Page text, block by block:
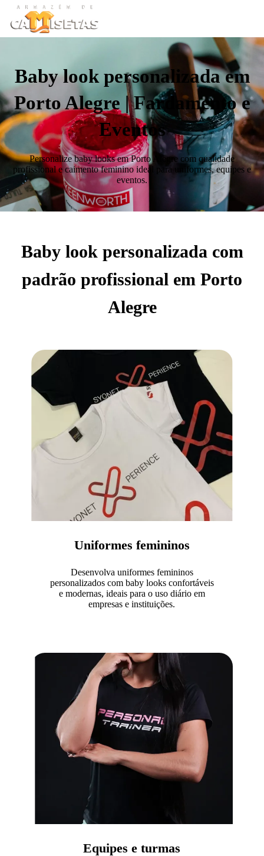
Baby look personalizada em
Porto Alegre | Fardamento e
Eventos
Personalize baby looks em Porto Alegre com qualidade
profissional e caimento feminino ideal para uniformes, equipes e
eventos.
Baby look personalizada com
padrão profissional em Porto
Alegre
Uniformes femininos
Desenvolva uniformes femininos
personalizados com baby looks confortáveis
e modernas, ideais para o uso diário em
empresas e instituições.
Equipes e turmas